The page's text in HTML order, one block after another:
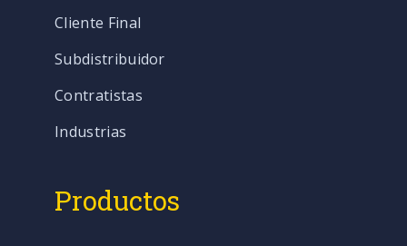
Cliente Final
Subdistribuidor
Contratistas
Industrias
Productos